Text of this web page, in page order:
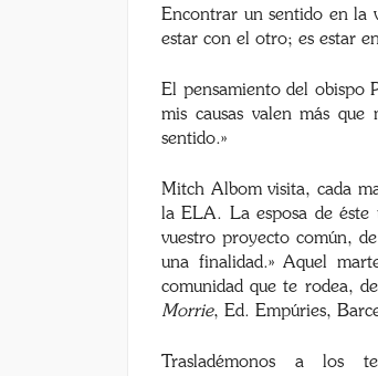
Encontrar un sentido en la
estar con el otro; es estar
El pensamiento del obispo
mis causas valen más
sentido.»
Mitch Albom visita, cada
la ELA. La esposa de
vuestro proyecto común,
una finalidad.» Aquel
comunidad que te rodea,
Morrie, Ed. Empúries,
Trasladémonos a los